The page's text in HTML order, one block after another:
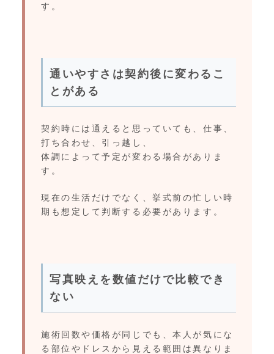
す。
通いやすさは契約後に変わるこ
とがある
契約時には通えると思っていても、仕事、
打ち合わせ、引っ越し、
体調によって予定が変わる場合がありま
す。
現在の生活だけでなく、挙式前の忙しい時
期も想定して判断する必要があります。
写真映えを数値だけで比較でき
ない
施術回数や価格が同じでも、本人が気にな
る部位やドレスから見える範囲は異なりま